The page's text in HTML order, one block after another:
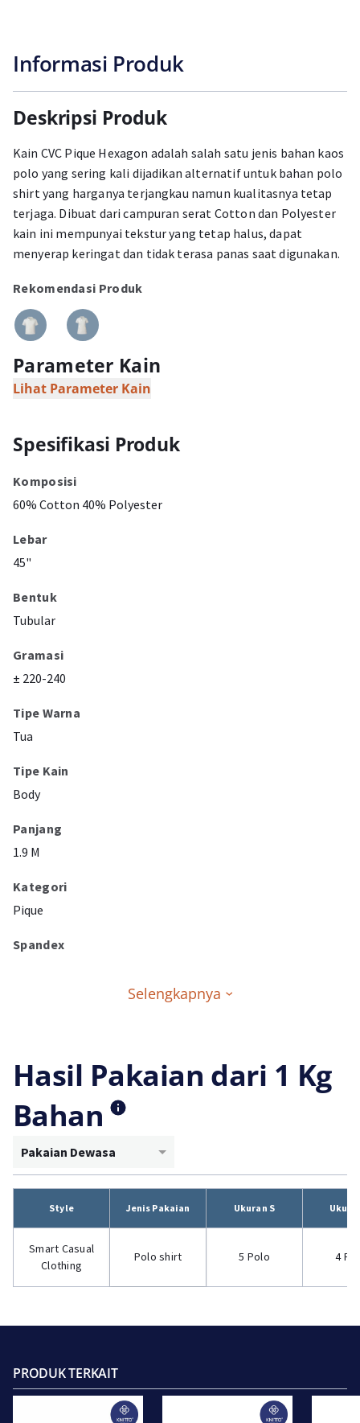
Informasi Produk
Deskripsi Produk
Kain CVC Pique Hexagon adalah salah satu jenis bahan kaos
polo yang sering kali dijadikan alternatif untuk bahan polo
shirt yang harganya terjangkau namun kualitasnya tetap
terjaga. Dibuat dari campuran serat Cotton dan Polyester
kain ini mempunyai tekstur yang tetap halus, dapat
menyerap keringat dan tidak terasa panas saat digunakan.
Rekomendasi Produk
Parameter Kain
Lihat Parameter Kain
Spesifikasi Produk
Komposisi
60% Cotton 40% Polyester
Lebar
45"
Bentuk
Tubular
Gramasi
± 220-240
Tipe Warna
Tua
Tipe Kain
Body
Panjang
1.9 M
Kategori
Pique
Spandex
Selengkapnya
Hasil Pakaian dari 1 Kg
Bahan
Pakaian Dewasa
Style Jenis Pakaian Ukuran S
Smart Casual
Clothing
Polo shirt 5 Polo 4
PRODUK TERKAIT